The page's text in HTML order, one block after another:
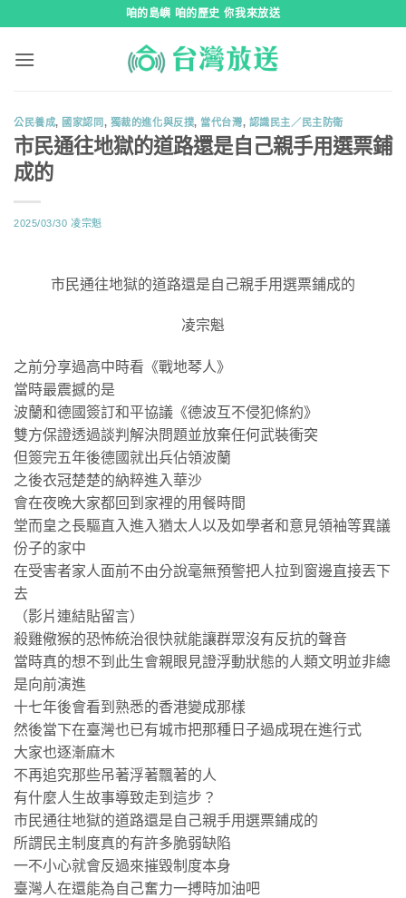
咱的島嶼 咱的歷史 你我來放送
公民養成, 國家認同, 獨裁的進化與反撲, 當代台灣, 認識民主／民主防衛
市民通往地獄的道路還是自己親手用選票鋪
成的
2025/03/30 凌宗魁
市民通往地獄的道路還是自己親手用選票鋪成的
凌宗魁
之前分享過高中時看《戰地琴人》
當時最震撼的是
波蘭和德國簽訂和平協議《德波互不侵犯條約》
雙方保證透過談判解決問題並放棄任何武裝衝突
但簽完五年後德國就出兵佔領波蘭
之後衣冠楚楚的納粹進入華沙
會在夜晚大家都回到家裡的用餐時間
堂而皇之長驅直入進入猶太人以及如學者和意見領袖等異議
份子的家中
在受害者家人面前不由分說毫無預警把人拉到窗邊直接丟下
去
（影片連結貼留言）
殺雞儆猴的恐怖統治很快就能讓群眾沒有反抗的聲音
當時真的想不到此生會親眼見證浮動狀態的人類文明並非總
是向前演進
十七年後會看到熟悉的香港變成那樣
然後當下在臺灣也已有城市把那種日子過成現在進行式
大家也逐漸麻木
不再追究那些吊著浮著飄著的人
有什麼人生故事導致走到這步？
市民通往地獄的道路還是自己親手用選票鋪成的
所謂民主制度真的有許多脆弱缺陷
一不小心就會反過來摧毀制度本身
臺灣人在還能為自己奮力一搏時加油吧